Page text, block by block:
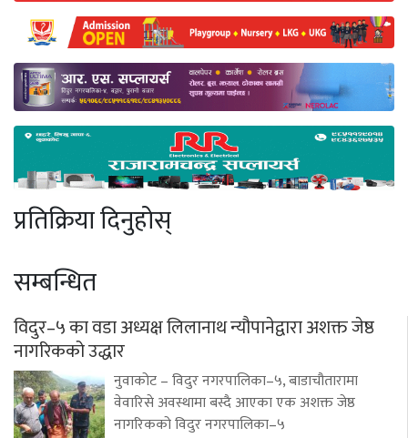
प्रतिक्रिया दिनुहोस्
सम्बन्धित
विदुर–५ का वडा अध्यक्ष लिलानाथ न्यौपानेद्वारा अशक्त जेष्ठ
नागरिकको उद्धार
नुवाकोट – विदुर नगरपालिका–५, बाडाचौतारामा
वेवारिसे अवस्थामा बस्दै आएका एक अशक्त जेष्ठ
नागरिकको विदुर नगरपालिका–५